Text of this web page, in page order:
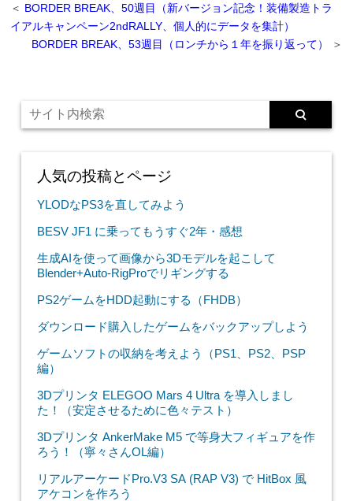
＜ BORDER BREAK、50週目（新バージョン記念！装備製造トラ
イアルキャンペーン2ndRALLY、個人的にデータを集計）
BORDER BREAK、53週目（ロンチから１年を振り返って）
＞
人気の投稿とページ
YLODなPS3を直してみよう
BESV JF1 に乗ってもうすぐ2年・感想
生成AIを使って画像から3Dモデルを起こして
Blender+Auto-RigProでリギングする
PS2ゲームをHDD起動にする（FHDB）
ダウンロード購入したゲームをバックアップしよう
ゲームソフトの収納を考えよう（PS1、PS2、PSP
編）
3Dプリンタ ELEGOO Mars 4 Ultra を導入しまし
た！（安定させるために色々テスト）
3Dプリンタ AnkerMake M5 で等身大フィギュアを作
ろう！（寧々さんOL編）
リアルアーケードPro.V3 SA (RAP V3) で HitBox 風
アケコンを作ろう